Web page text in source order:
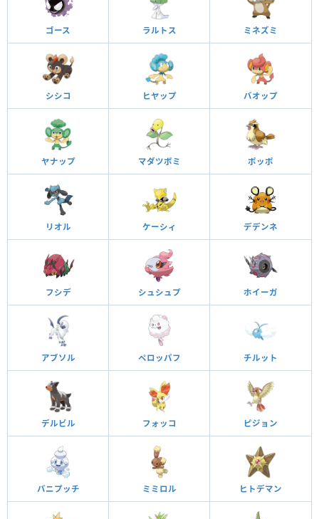
ゴース ラルトス ミネズミ
シシコ ヒヤップ バオップ
ヤナップ マダツボミ ポッポ
リオル ケーシィ デデンネ
フシデ シュシュプ ホイーガ
アブソル ペロッパフ チルット
デルビル フォッコ ピジョン
バニプッチ ミミロル ヒトデマン